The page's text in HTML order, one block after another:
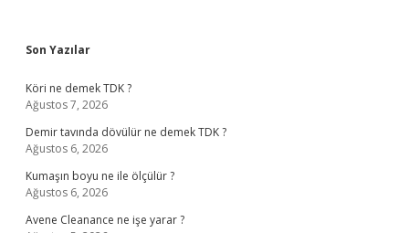
Sidebar
Son Yazılar
Köri ne demek TDK ?
Ağustos 7, 2026
Demir tavında dövülür ne demek TDK ?
Ağustos 6, 2026
Kumaşın boyu ne ile ölçülür ?
Ağustos 6, 2026
Avene Cleanance ne işe yarar ?